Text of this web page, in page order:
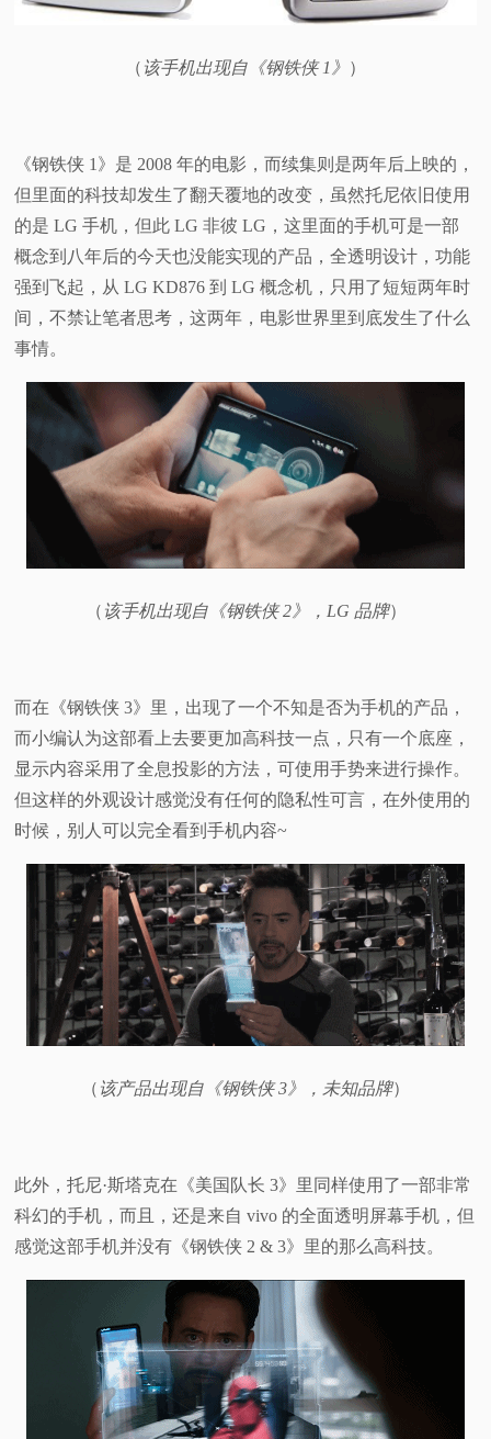
（ 该手机出现自《钢铁侠 1》 ）
《钢铁侠 1》是 2008 年的电影，而续集则是两年后上映的，
但里面的科技却发生了翻天覆地的改变，虽然托尼依旧使用
的是 LG 手机，但此 LG 非彼 LG，这里面的手机可是一部
概念到八年后的今天也没能实现的产品，全透明设计，功能
强到飞起，从 LG KD876 到 LG 概念机，只用了短短两年时
间，不禁让笔者思考，这两年，电影世界里到底发生了什么
事情。
（ 该手机出现自《钢铁侠 2》，LG 品牌）
而在《钢铁侠 3》里，出现了一个不知是否为手机的产品，
而小编认为这部看上去要更加高科技一点，只有一个底座，
显示内容采用了全息投影的方法，可使用手势来进行操作。
但这样的外观设计感觉没有任何的隐私性可言，在外使用的
时候，别人可以完全看到手机内容~
（ 该产品出现自《钢铁侠 3》，未知品牌）
此外，托尼·斯塔克在《美国队长 3》里同样使用了一部非常
科幻的手机，而且，还是来自 vivo 的全面透明屏幕手机，但
感觉这部手机并没有《钢铁侠 2 & 3》里的那么高科技。